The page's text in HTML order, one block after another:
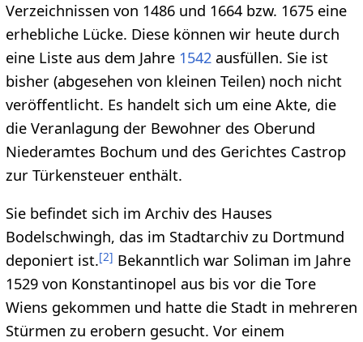
Verzeichnissen von 1486 und 1664 bzw. 1675 eine
erhebliche Lücke. Diese können wir heute durch
eine Liste aus dem Jahre 1542ausfüllen. Sie ist
bisher (abgesehen von kleinen Teilen) noch nicht
veröffentlicht. Es handelt sich um eine Akte, die
die Veranlagung der Bewohner des Ober­und
Niederamtes Bochum und des Gerichtes Castrop
zur Türkensteuer enthält.
Sie befindet sich im Archiv des Hauses
Bodelschwingh, das im Stadtarchiv zu Dortmund
deponiert ist.[2] Bekanntlich war Soliman im Jahre
1529 von Konstantinopel aus bis vor die Tore
Wiens gekommen und hatte die Stadt in mehreren
Stürmen zu erobern gesucht. Vor einem